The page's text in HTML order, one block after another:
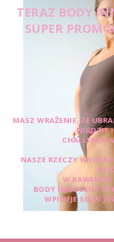
TERAZ BODY
SUPER
MASZ WRAŻENIE, ŻE
NIGDZIE
CHALLENGE
NASZE RZECZY
W KAWIARNI
BODY INNOCENT W
WPISUJE SIĘ W